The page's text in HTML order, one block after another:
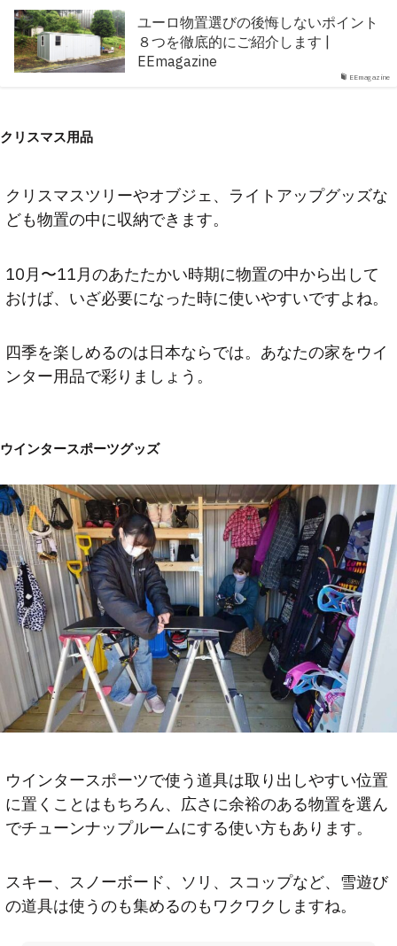
EEmagazine
ユーロ物置選びの後悔しないポイント
８つを徹底的にご紹介します |
EEmagazine
クリスマス用品
クリスマスツリーやオブジェ、ライトアップグッズな
ども物置の中に収納できます。
10月〜11月のあたたかい時期に物置の中から出して
おけば、いざ必要になった時に使いやすいですよね。
四季を楽しめるのは日本ならでは。あなたの家をウイ
ンター用品で彩りましょう。
ウインタースポーツグッズ
ウインタースポーツで使う道具は取り出しやすい位置
に置くことはもちろん、広さに余裕のある物置を選ん
でチューンナップルームにする使い方もあります。
スキー、スノーボード、ソリ、スコップなど、雪遊び
の道具は使うのも集めるのもワクワクしますね。